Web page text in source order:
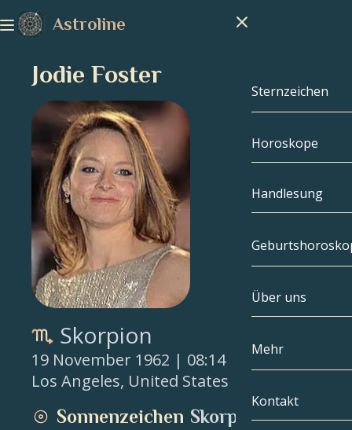
Astroline
Sternzeichen
Sternzeichen
Steinbock
Fische
Widder
Stier
Krebs
Horoskope
Handlesung
Über uns
Mehr
Kompatibilität
Kontakt
Jodie Foster
Skorpion
19 November 1962 | 08:14
Los Angeles, United States
Sonnenzeichen Skorpion